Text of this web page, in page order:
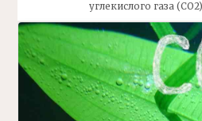
углекислого газа